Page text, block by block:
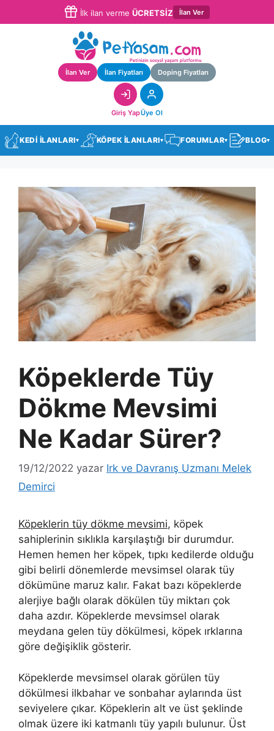
İlk ilan verme ÜCRETSİZ İlan Ver
İlan Ver İlan Fiyatları Doping Fiyatları
Giriş YapÜye Ol
KEDİ İLANLARI▾ KÖPEK İLANLARI▾ FORUMLAR▾ BLOG▾
Köpeklerde Tüy
Dökme Mevsimi
Ne Kadar Sürer?
19/12/2022 yazar Irk ve Davranış Uzmanı Melek
Demirci
Köpeklerin tüy dökme mevsimi, köpek
sahiplerinin sıklıkla karşılaştığı bir durumdur.
Hemen hemen her köpek, tıpkı kedilerde olduğu
gibi belirli dönemlerde mevsimsel olarak tüy
dökümüne maruz kalır. Fakat bazı köpeklerde
alerjiye bağlı olarak dökülen tüy miktarı çok
daha azdır. Köpeklerde mevsimsel olarak
meydana gelen tüy dökülmesi, köpek ırklarına
göre değişiklik gösterir.
Köpeklerde mevsimsel olarak görülen tüy
dökülmesi ilkbahar ve sonbahar aylarında üst
seviyelere çıkar. Köpeklerin alt ve üst şeklinde
olmak üzere iki katmanlı tüy yapılı bulunur. Üst